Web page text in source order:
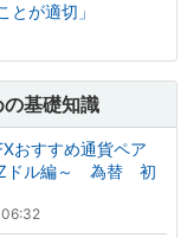
とが適切」
基礎知識
おすすめ通貨ペア
ドル編～ 為替 初